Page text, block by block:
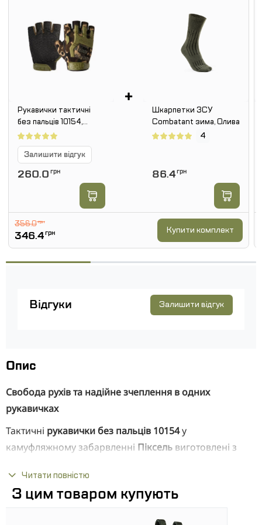
Рукавички тактичні
без пальців 10154,
Камуфляж
Залишити відгук
260.0 грн
+
Шкарпетки ЗСУ
Combatant зима, Олива
4
86.4грн
356.0грн
346.4грн Купити комплект
Відгуки Залишити відгук
Опис
Свобода рухів та надійне зчеплення в одних
рукавичках
Тактичні рукавички без пальців 10154у
камуфляжному забарвленні Піксель виготовлені з
використання під час полювання, страйкболу,
туризму чи військових завдань. Відкриті пальці
Читати повністю
З цим товаром купують